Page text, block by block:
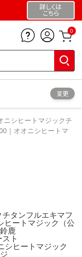
詳しくは
こちら
0
変更
ニシヒートマジックチ
｜オオニシヒートマ